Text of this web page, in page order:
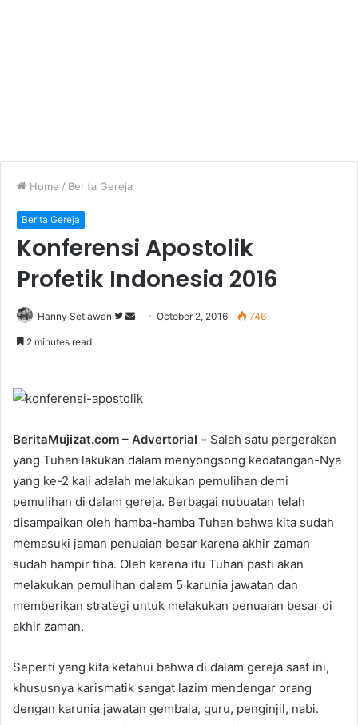
Home / Berita Gereja
Berita Gereja
Konferensi Apostolik
Profetik Indonesia 2016
Hanny Setiawan
F
T
w
i
t
t
e
r
a
a
i
l
October 2, 2016 746
2 minutes read
BeritaMujizat.com – Advertorial – Salah satu pergerakan
yang Tuhan lakukan dalam menyongsong kedatangan-Nya
yang ke-2 kali adalah melakukan pemulihan demi
pemulihan di dalam gereja. Berbagai nubuatan telah
disampaikan oleh hamba-hamba Tuhan bahwa kita sudah
memasuki jaman penuaian besar karena akhir zaman
sudah hampir tiba. Oleh karena itu Tuhan pasti akan
melakukan pemulihan dalam 5 karunia jawatan dan
memberikan strategi untuk melakukan penuaian besar di
akhir zaman.
Seperti yang kita ketahui bahwa di dalam gereja saat ini,
khususnya karismatik sangat lazim mendengar orang
dengan karunia jawatan gembala, guru, penginjil, nabi.